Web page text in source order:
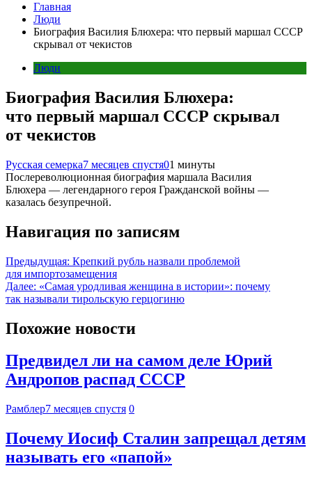
Главная
Люди
Биография Василия Блюхера: что первый маршал СССР
скрывал от чекистов
Люди
Биография Василия Блюхера:
что первый маршал СССР скрывал
от чекистов
Русская семерка7 месяцев спустя01 минуты
Послереволюционная биография маршала Василия
Блюхера — легендарного героя Гражданской войны —
казалась безупречной.
Навигация по записям
Предыдущая: Крепкий рубль назвали проблемой
для импортозамещения
Далее: «Самая уродливая женщина в истории»: почему
так называли тирольскую герцогиню
Похожие новости
Предвидел ли на самом деле Юрий
Андропов распад СССР
Рамблер7 месяцев спустя 0
Почему Иосиф Сталин запрещал детям
называть его «папой»